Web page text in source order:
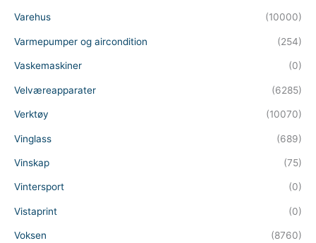
Varehus (10000)
Varmepumper og aircondition (254)
Vaskemaskiner (0)
Velværeapparater (6285)
Verktøy (10070)
Vinglass (689)
Vinskap (75)
Vintersport (0)
Vistaprint (0)
Voksen (8760)